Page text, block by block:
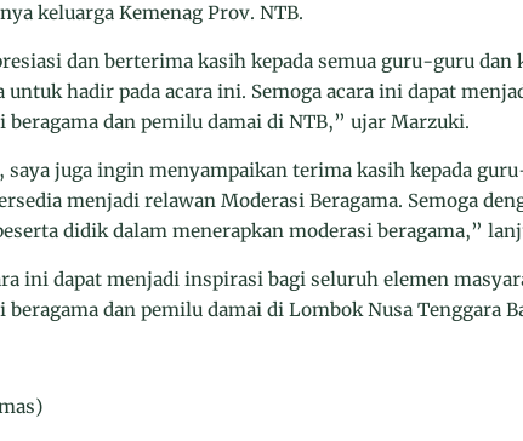
keluarga Kemenag Prov. NTB.
dan berterima kasih kepada semua guru-guru dan
untuk hadir pada acara ini. Semoga acara ini dapat
beragama dan pemilu damai di NTB,” ujar Marzuki.
saya juga ingin menyampaikan terima kasih kepada
menjadi relawan Moderasi Beragama. Semoga
didik dalam menerapkan moderasi beragama,”
ini dapat menjadi inspirasi bagi seluruh elemen
dan pemilu damai di Lombok Nusa Tenggara